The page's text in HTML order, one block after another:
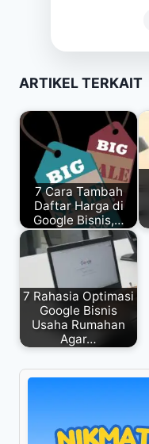
ARTIKEL TERKAIT
7 Cara Tambah
Daftar Harga di
Google Bisnis,…
7 Rahasia Optimasi
Google Bisnis
Usaha Rumahan
Agar…